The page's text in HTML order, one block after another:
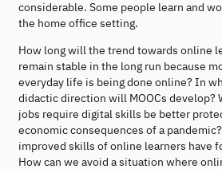
considerable. Some people learn and
the home office setting.
How long will the trend towards online
remain stable in the long run because
everyday life is being done online? In
didactic direction will MOOCs develop?
jobs require digital skills be better
economic consequences of a
improved skills of online learners have
How can we avoid a situation where